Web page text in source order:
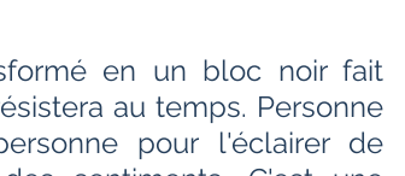
par les livres
en un bloc noir fait
au temps. Personne
pour l'éclairer de